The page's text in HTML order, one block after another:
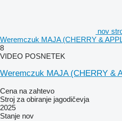
nov
Weremczuk MAJA (CHERRY &
8
VIDEO POSNETEK
Weremczuk MAJA (CHERRY &
Cena na zahtevo
Stroj za obiranje jagodičevja
2025
Stanje nov